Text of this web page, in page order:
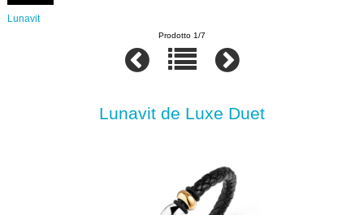
Lunavit
Prodotto 1/7
Lunavit de Luxe Duet